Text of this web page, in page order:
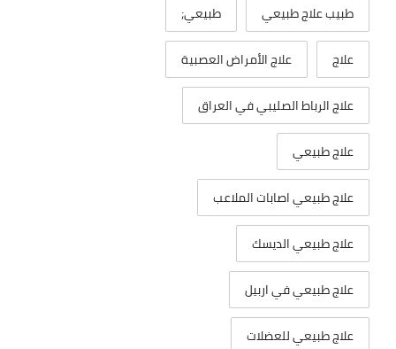
طبيب علاج طبيعي
طبيعي;
علاج
علاج الأمراض العصبية
علاج الرباط الصليبي في العراق
علاج طبيعي
علاج طبيعي اصابات الملاعب
علاج طبيعي الديسك
علاج طبيعي في اربيل
علاج طبيعي للعضلات